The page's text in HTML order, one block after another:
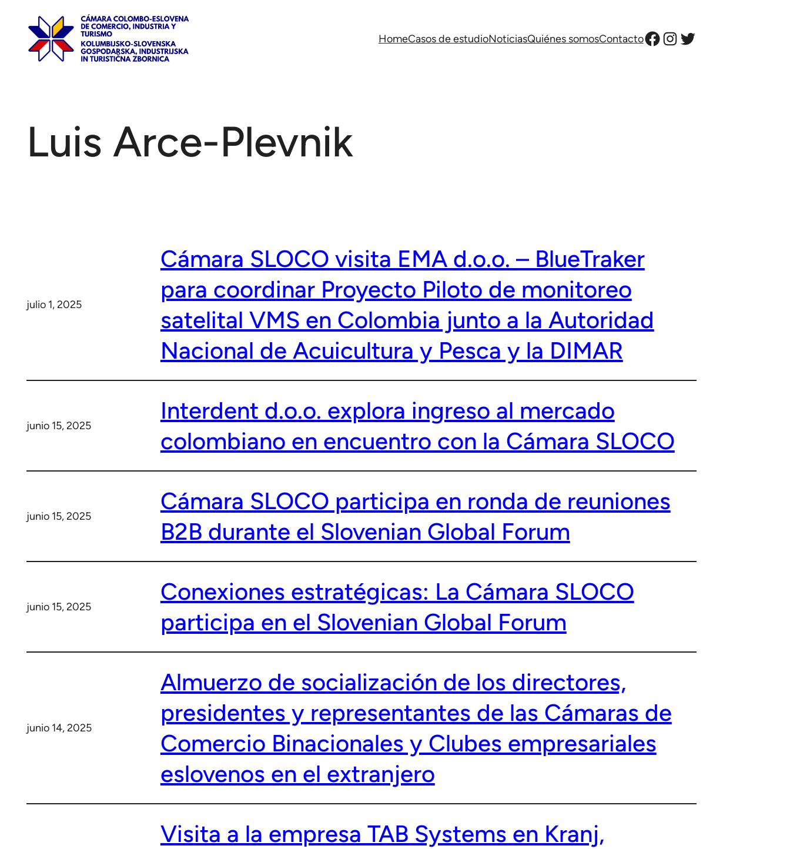
contenido
HomeCasos de estudioNoticiasQuiénes somosContactoFacebook
Instagram
Twitter
Luis Arce-Plevnik
julio 1, 2025
Cámara SLOCO visita EMA d.o.o. – BlueTraker
para coordinar Proyecto Piloto de monitoreo
satelital VMS en Colombia junto a la Autoridad
Nacional de Acuicultura y Pesca y la DIMAR
junio 15, 2025
Interdent d.o.o. explora ingreso al mercado
colombiano en encuentro con la Cámara SLOCO
junio 15, 2025
Cámara SLOCO participa en ronda de reuniones
B2B durante el Slovenian Global Forum
junio 15, 2025
Conexiones estratégicas: La Cámara SLOCO
participa en el Slovenian Global Forum
junio 14, 2025
Almuerzo de socialización de los directores,
presidentes y representantes de las Cámaras de
Comercio Binacionales y Clubes empresariales
eslovenos en el extranjero
Visita a la empresa TAB Systems en Kranj,